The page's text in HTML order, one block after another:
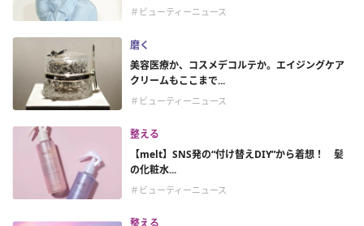
＃ビューティーニュース
磨く
美容医療か、コスメデコルテか。エイジングケア
クリームもここまで...
＃ビューティーニュース
整える
【melt】SNS発の“付け替えDIY”から着想！ 髪
の化粧水...
＃ビューティーニュース